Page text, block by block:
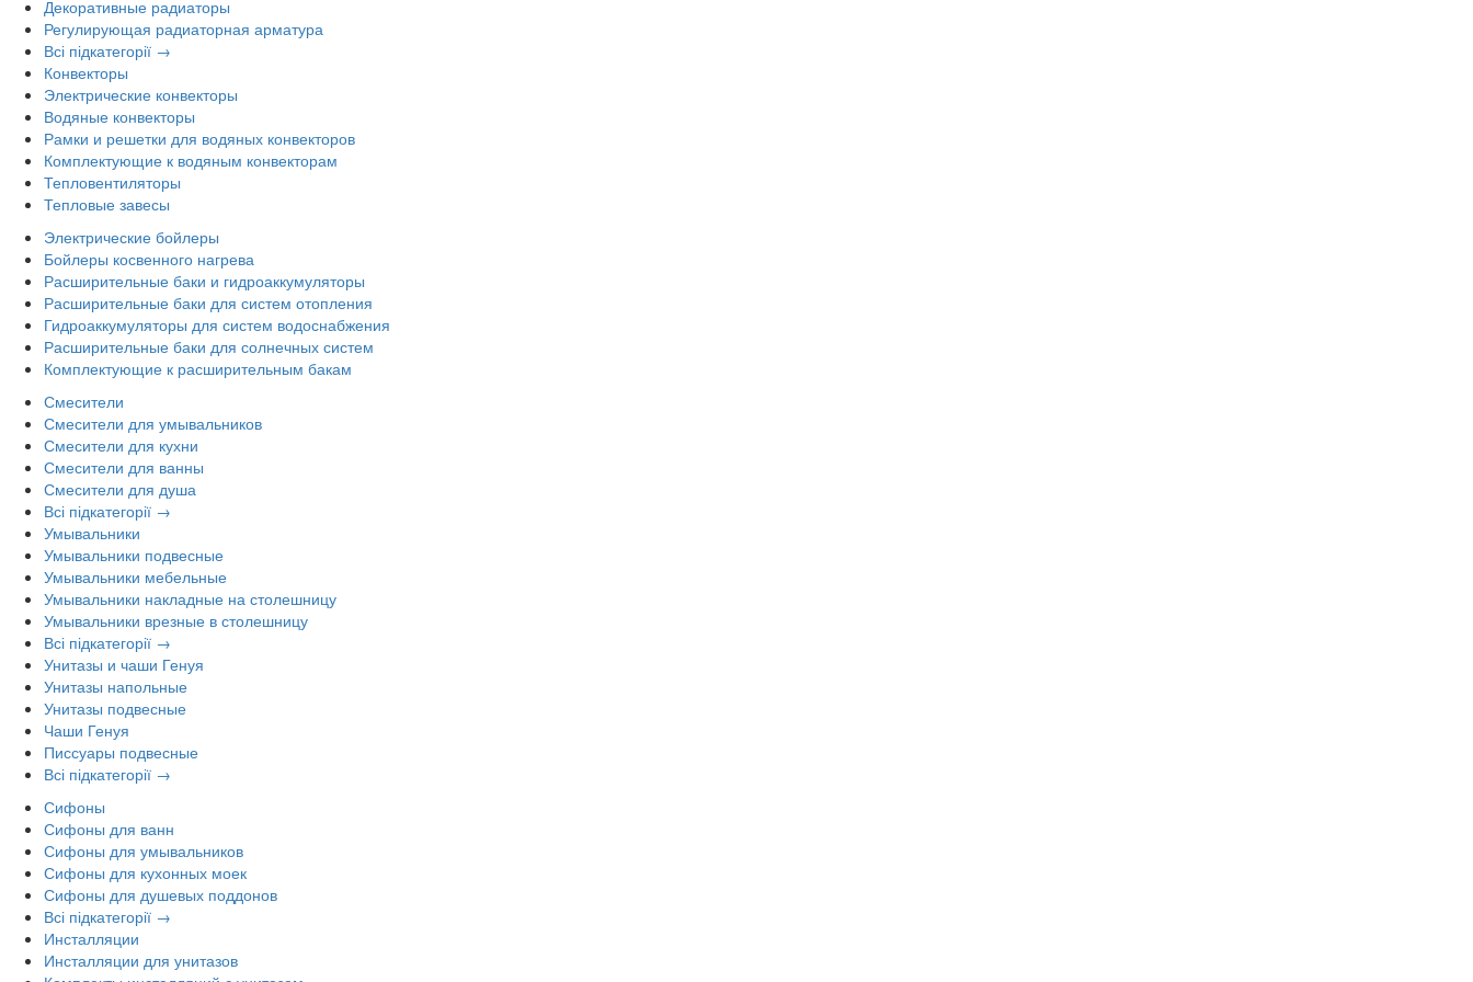
Декоративные радиаторы
Регулирующая радиаторная арматура
Всі підкатегорії →
Конвекторы
Электрические конвекторы
Водяные конвекторы
Рамки и решетки для водяных конвекторов
Комплектующие к водяным конвекторам
Тепловентиляторы
Тепловые завесы
Электрические бойлеры
Бойлеры косвенного нагрева
Расширительные баки и гидроаккумуляторы
Расширительные баки для систем отопления
Гидроаккумуляторы для систем водоснабжения
Расширительные баки для солнечных систем
Комплектующие к расширительным бакам
Смесители
Смесители для умывальников
Смесители для кухни
Смесители для ванны
Смесители для душа
Всі підкатегорії →
Умывальники
Умывальники подвесные
Умывальники мебельные
Умывальники накладные на столешницу
Умывальники врезные в столешницу
Всі підкатегорії →
Унитазы и чаши Генуя
Унитазы напольные
Унитазы подвесные
Чаши Генуя
Писсуары подвесные
Всі підкатегорії →
Сифоны
Сифоны для ванн
Сифоны для умывальников
Сифоны для кухонных моек
Сифоны для душевых поддонов
Всі підкатегорії →
Инсталляции
Инсталляции для унитазов